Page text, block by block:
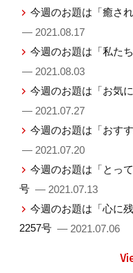
今週のお題は「癒さ
— 2021.08.17
今週のお題は「私た
— 2021.08.03
今週のお題は「お気
— 2021.07.27
今週のお題は「おす
— 2021.07.20
今週のお題は「とっ
号 — 2021.07.13
今週のお題は「心に
2257号 — 2021.07.06